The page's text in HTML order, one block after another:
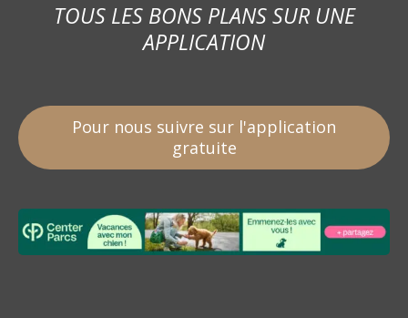
TOUS LES BONS PLANS SUR UNE
APPLICATION
Pour nous suivre sur l'application
gratuite